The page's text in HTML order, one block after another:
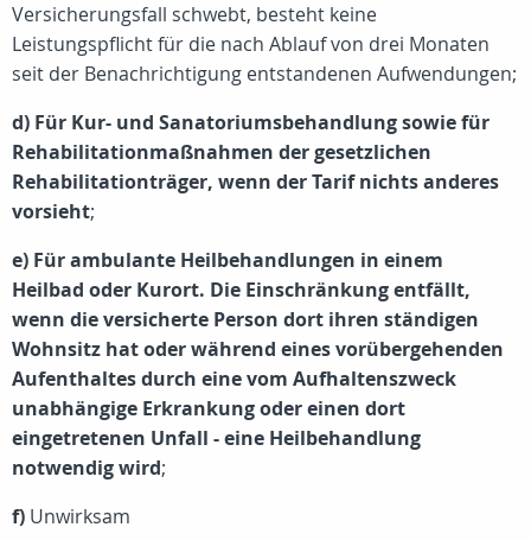
Versicherungsfall schwebt, besteht keine
Leistungspflicht für die nach Ablauf von drei Monaten
seit der Benachrichtigung entstandenen Aufwendungen;
d) Für Kur- und Sanatoriumsbehandlung sowie für
Rehabilitationmaßnahmen der gesetzlichen
Rehabilitationträger, wenn der Tarif nichts anderes
vorsieht;
e) Für ambulante Heilbehandlungen in einem
Heilbad oder Kurort. Die Einschränkung entfällt,
wenn die versicherte Person dort ihren ständigen
Wohnsitz hat oder während eines vorübergehenden
Aufenthaltes durch eine vom Aufhaltenszweck
unabhängige Erkrankung oder einen dort
eingetretenen Unfall - eine Heilbehandlung
notwendig wird;
f) Unwirksam